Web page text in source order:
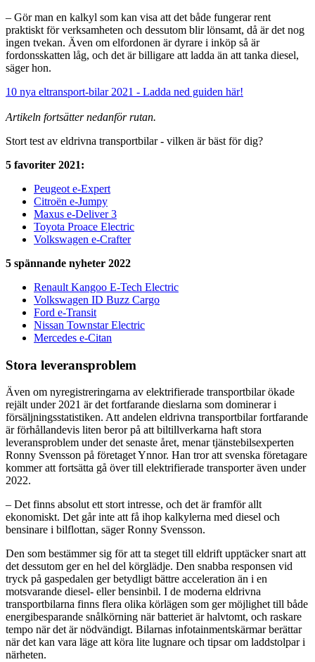
– Gör man en kalkyl som kan visa att det både fungerar rent
praktiskt för verksamheten och dessutom blir lönsamt, då är det nog
ingen tvekan. Även om elfordonen är dyrare i inköp så är
fordonsskatten låg, och det är billigare att ladda än att tanka diesel,
säger hon.
10 nya eltransport-bilar 2021 - Ladda ned guiden här!
Artikeln fortsätter nedanför rutan.
Stort test av eldrivna transportbilar - vilken är bäst för dig?
5 favoriter 2021:
Peugeot e-Expert
Citroën e-Jumpy
Maxus e-Deliver 3
Toyota Proace Electric
Volkswagen e-Crafter
5 spännande nyheter 2022
Renault Kangoo E-Tech Electric
Volkswagen ID Buzz Cargo
Ford e-Transit
Nissan Townstar Electric
Mercedes e-Citan
Stora leveransproblem
Även om nyregistreringarna av elektrifierade transportbilar ökade
rejält under 2021 är det fortfarande dieslarna som dominerar i
försäljningsstatistiken. Att andelen eldrivna transportbilar fortfarande
är förhållandevis liten beror på att biltillverkarna haft stora
leveransproblem under det senaste året, menar tjänstebilsexperten
Ronny Svensson på företaget Ynnor. Han tror att svenska företagare
kommer att fortsätta gå över till elektrifierade transporter även under
2022.
– Det finns absolut ett stort intresse, och det är framför allt
ekonomiskt. Det går inte att få ihop kalkylerna med diesel och
bensinare i bilflottan, säger Ronny Svensson.
Den som bestämmer sig för att ta steget till eldrift upptäcker snart att
det dessutom ger en hel del körglädje. Den snabba responsen vid
tryck på gaspedalen ger betydligt bättre acceleration än i en
motsvarande diesel- eller bensinbil. I de moderna eldrivna
transportbilarna finns flera olika körlägen som ger möjlighet till både
energibesparande snålkörning när batteriet är halvtomt, och raskare
tempo när det är nödvändigt. Bilarnas infotainmentskärmar berättar
när det kan vara läge att köra lite lugnare och tipsar om laddstolpar i
närheten.